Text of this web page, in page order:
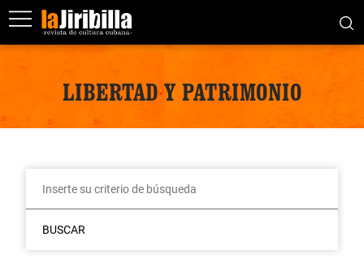
LIBERTAD Y PATRIMONIO
BUSCAR